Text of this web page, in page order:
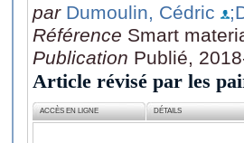
par Dumoulin, Cédric
Référence Smart
Publication Publié,
Article révisé par les
ACCÈS EN LIGNE DÉTAILS